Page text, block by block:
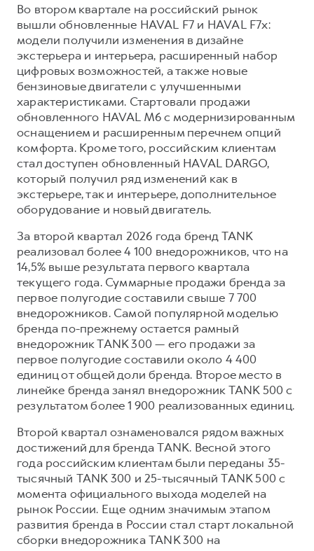
Во втором квартале на российский рынок
вышли обновленные HAVAL F7 и HAVAL F7x:
модели получили изменения в дизайне
экстерьера и интерьера, расширенный набор
цифровых возможностей, а также новые
бензиновые двигатели с улучшенными
характеристиками. Стартовали продажи
обновленного HAVAL M6 с модернизированным
оснащением и расширенным перечнем опций
комфорта. Кроме того, российским клиентам
стал доступен обновленный HAVAL DARGO,
который получил ряд изменений как в
экстерьере, так и интерьере, дополнительное
оборудование и новый двигатель.
За второй квартал 2026 года бренд TANK
реализовал более 4 100 внедорожников, что на
14,5% выше результата первого квартала
текущего года. Суммарные продажи бренда за
первое полугодие составили свыше 7 700
внедорожников. Самой популярной моделью
бренда по-прежнему остается рамный
внедорожник TANK 300 — его продажи за
первое полугодие составили около 4 400
единиц от общей доли бренда. Второе место в
линейке бренда занял внедорожник TANK 500 с
результатом более 1 900 реализованных единиц.
Второй квартал ознаменовался рядом важных
достижений для бренда TANK. Весной этого
года российским клиентам были переданы 35-
тысячный TANK 300 и 25-тысячный TANK 500 с
момента официального выхода моделей на
рынок России. Еще одним значимым этапом
развития бренда в России стал старт локальной
сборки внедорожника TANK 300 на